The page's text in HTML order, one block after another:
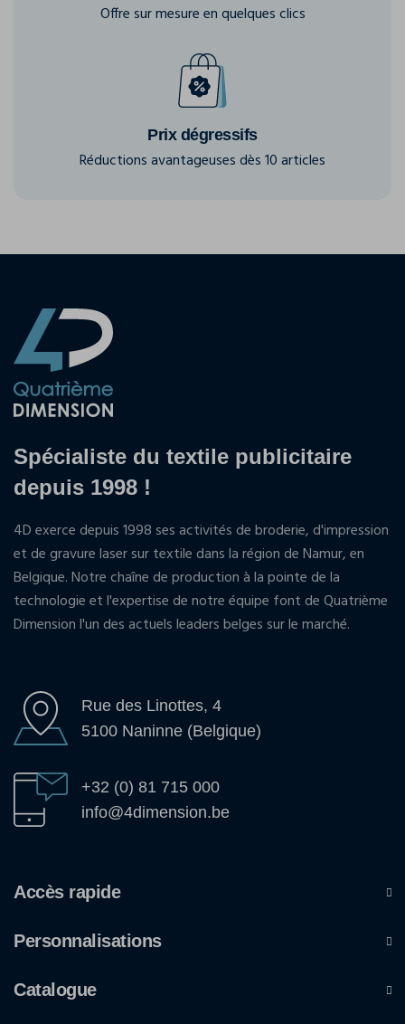
Offre sur mesure en quelques clics
Prix dégressifs
Réductions avantageuses dès 10 articles
Spécialiste du textile publicitaire
depuis 1998 !
4D exerce depuis 1998 ses activités de broderie, d'impression
et de gravure laser sur textile dans la région de Namur, en
Belgique. Notre chaîne de production à la pointe de la
technologie et l'expertise de notre équipe font de Quatrième
Dimension l'un des actuels leaders belges sur le marché.
Rue des Linottes, 4
5100 Naninne (Belgique)
+32 (0) 81 715 000
info@4dimension.be
Accès rapide
Personnalisations
Catalogue